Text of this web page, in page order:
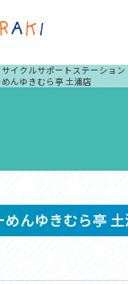
サイクルサポートステーション
んゆきむら亭 土浦店
めんゆきむら亭